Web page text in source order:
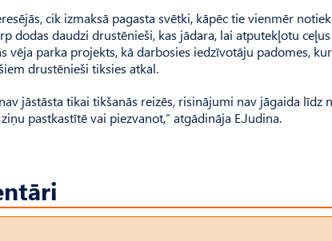
cik izmaksā pagasta svētki, kāpēc tie vienmēr
dodas daudzi drustēnieši, kas jādara, lai atputekļotu
vēja parka projekts, kā darbosies iedzīvotāju padomes,
drustēnieši tiksies atkal.
jāstāsta tikai tikšanās reizēs, risinājumi nav jāgaida
past­kastītē vai piezvanot,” atgādināja E.Judina.